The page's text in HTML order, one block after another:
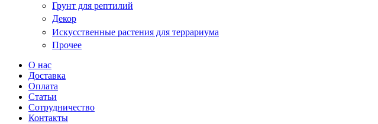
Грунт для рептилий
Декор
Искусственные растения для террариума
Прочее
О нас
Доставка
Оплата
Статьи
Сотрудничество
Контакты